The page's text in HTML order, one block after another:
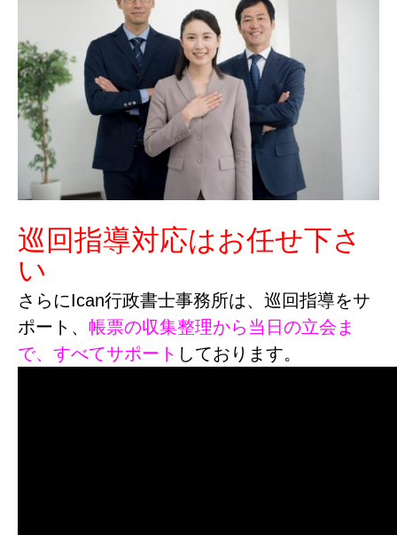
巡回指導対応はお任せ下さ
い
さらにIcan行政書士事務所は、巡回指導をサ
ポート、 帳票の収集整理から当日の立会ま
で、すべてサポート しております。